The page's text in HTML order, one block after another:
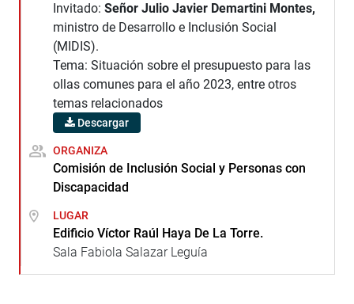
Invitado: Señor Julio Javier Demartini Montes,
ministro de Desarrollo e Inclusión Social
(MIDIS).
Tema: Situación sobre el presupuesto para las
ollas comunes para el año 2023, entre otros
temas relacionados
Descargar
ORGANIZA
Comisión de Inclusión Social y Personas con
Discapacidad
LUGAR
Edificio Víctor Raúl Haya De La Torre.
Sala Fabiola Salazar Leguía